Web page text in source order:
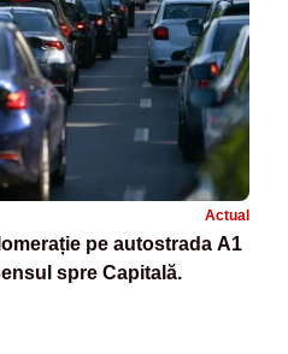
Actual
pe autostrada A1
spre Capitală.